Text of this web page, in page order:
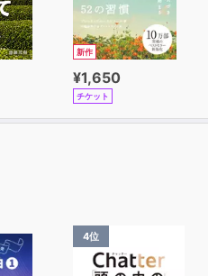
新作
¥1,650
チケット
4位